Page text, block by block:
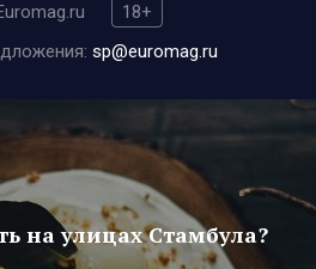
18+
sp@euromag.ru
на улицах Стамбула?